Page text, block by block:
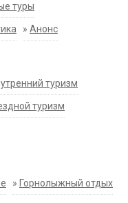
туры
» Анонс
туризм
туризм
» Горнолыжный отдых